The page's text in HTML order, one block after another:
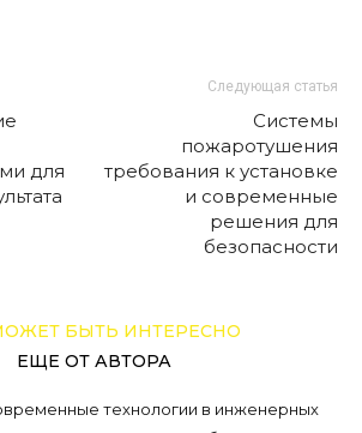
для
Следующая статья
Системы
пожаротушения
требования к установке
и современные
решения для
безопасности
БЫТЬ ИНТЕРЕСНО
ЕЩЕ ОТ АВТОРА
технологии в инженерных